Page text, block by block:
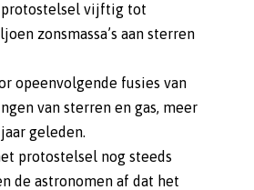
protostelsel vijftig tot
zonsmassa’s aan sterren
opeenvolgende fusies van
van sterren en gas, meer
geleden.
protostelsel nog steeds
de astronomen af dat het